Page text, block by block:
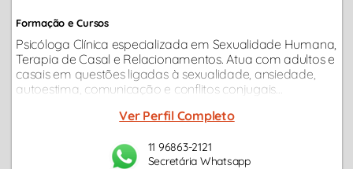
Formação e Cursos
Psicóloga Clínica especializada em Sexualidade Humana,
Terapia de Casal e Relacionamentos. Atua com adultos e
casais em questões ligadas à sexualidade, ansiedade,
autoestima, comunicação e conflitos conjugais...
Ver Perfil Completo
11 96863-2121
Secretária Whatsapp